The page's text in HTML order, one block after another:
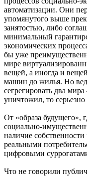
автоматизации. Они
упомянутого выше
занятостью, либо
минимальный
экономических
бы уже
мире
вещей, а иногда и
машин до жилья. Но
сегрегировать два
уничтожил, то серьезно
От «образа будущего»,
социально-
наличие
реальными
цифровыми
Что не говорили